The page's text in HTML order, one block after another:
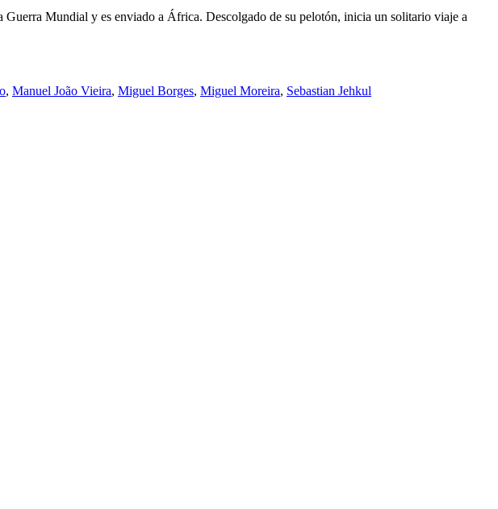
Guerra Mundial y es enviado a África. Descolgado de su pelotón, inicia un solitario viaje a
, Manuel João Vieira, Miguel Borges, Miguel Moreira, Sebastian Jehkul